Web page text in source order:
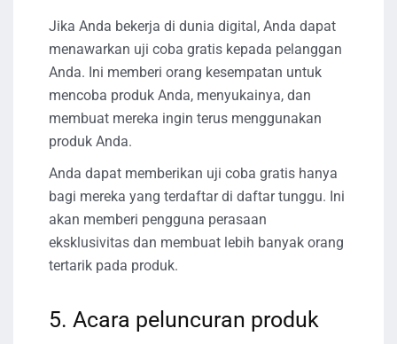
Jika Anda bekerja di dunia digital, Anda dapat
menawarkan uji coba gratis kepada pelanggan
Anda. Ini memberi orang kesempatan untuk
mencoba produk Anda, menyukainya, dan
membuat mereka ingin terus menggunakan
produk Anda.
Anda dapat memberikan uji coba gratis hanya
bagi mereka yang terdaftar di daftar tunggu. Ini
akan memberi pengguna perasaan
eksklusivitas dan membuat lebih banyak orang
tertarik pada produk.
5. Acara peluncuran produk